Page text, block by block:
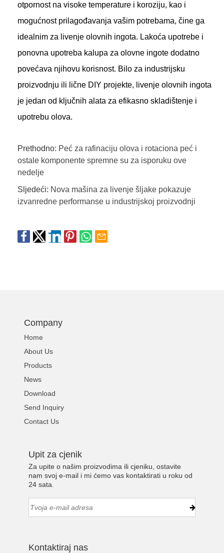
otpornost na visoke temperature i koroziju, kao i
mogućnost prilagođavanja vašim potrebama, čine ga
idealnim za livenje olovnih ingota. Lakoća upotrebe i
ponovna upotreba kalupa za olovne ingote dodatno
povećava njihovu korisnost. Bilo za industrijsku
proizvodnju ili lične DIY projekte, livenje olovnih ingota
je jedan od ključnih alata za efikasno skladištenje i
upotrebu olova.
Prethodno: Peć za rafinaciju olova i rotaciona peć i
ostale komponente spremne su za isporuku ove
nedelje
Sljedeći: Nova mašina za livenje šljake pokazuje
izvanredne performanse u industrijskoj proizvodnji
Company
Home
About Us
Products
News
Download
Send Inquiry
Contact Us
Upit za cjenik
Za upite o našim proizvodima ili cjeniku, ostavite
nam svoj e-mail i mi ćemo vas kontaktirati u roku od
24 sata.
Kontaktiraj nas